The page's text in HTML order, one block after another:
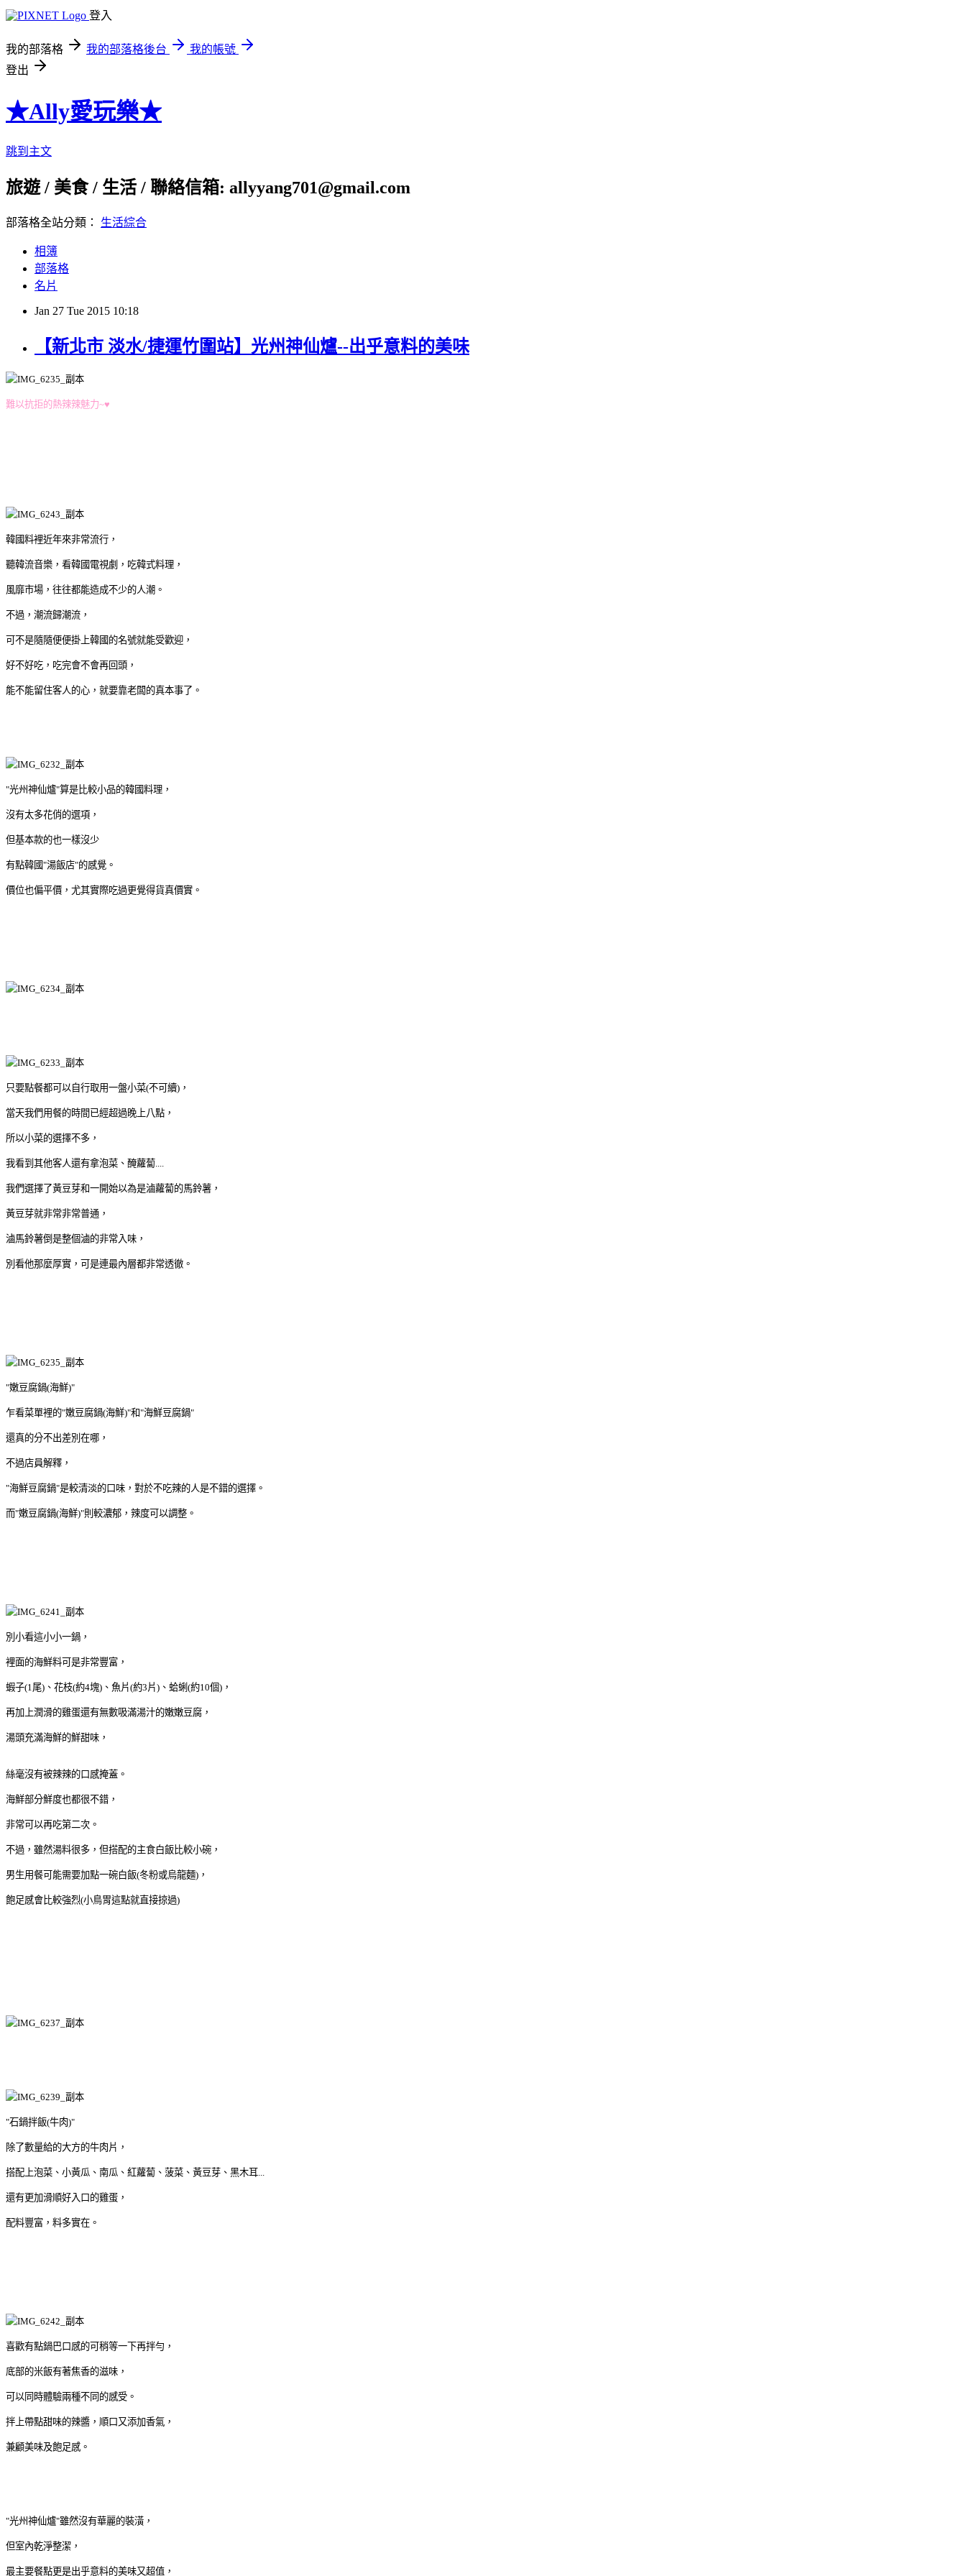
登入
我的部落格 我的部落格後台
我的帳號
登出
★Ally愛玩樂★
跳到主文
旅遊 / 美食 / 生活 / 聯絡信箱: allyyang701@gmail.com
部落格全站分類： 生活綜合
相簿
部落格
名片
Jan 27 Tue 2015 10:18
【新北市 淡水/捷運竹圍站】光州神仙爐--出乎意料的美味
難以抗拒的熱辣辣魅力~♥
韓國料裡近年來非常流行，
聽韓流音樂，看韓國電視劇，吃韓式料理，
風靡市場，往往都能造成不少的人潮。
不過，潮流歸潮流，
可不是隨隨便便掛上韓國的名號就能受歡迎，
好不好吃，吃完會不會再回頭，
能不能留住客人的心，就要靠老闆的真本事了。
"光州神仙爐"算是比較小品的韓國料理，
沒有太多花俏的選項，
但基本款的也一樣沒少
有點韓國"湯飯店"的感覺。
價位也偏平價，尤其實際吃過更覺得貨真價實。
只要點餐都可以自行取用一盤小菜(不可續)，
當天我們用餐的時間已經超過晚上八點，
所以小菜的選擇不多，
我看到其他客人還有拿泡菜、醃蘿蔔....
我們選擇了黃豆芽和一開始以為是滷蘿蔔的馬鈴薯，
黃豆芽就非常非常普通，
滷馬鈴薯倒是整個滷的非常入味，
別看他那麼厚實，可是連最內層都非常透徹。
"嫩豆腐鍋(海鮮)"
乍看菜單裡的"嫩豆腐鍋(海鮮)"和"海鮮豆腐鍋"
還真的分不出差別在哪，
不過店員解釋，
"海鮮豆腐鍋"是較清淡的口味，對於不吃辣的人是不錯的選擇。
而"嫩豆腐鍋(海鮮)"則較濃郁，辣度可以調整。
別小看這小小一鍋，
裡面的海鮮料可是非常豐富，
蝦子(1尾)、花枝(約4塊)、魚片(約3片)、蛤蜊(約10個)，
再加上潤滑的雞蛋還有無數吸滿湯汁的嫩嫩豆腐，
湯頭充滿海鮮的鮮甜味，
絲毫沒有被辣辣的口感掩蓋。
海鮮部分鮮度也都很不錯，
非常可以再吃第二次。
不過，雖然湯料很多，但搭配的主食白飯比較小碗，
男生用餐可能需要加點一碗白飯(冬粉或烏龍麵)，
飽足感會比較強烈(小鳥胃這點就直接掠過)
"石鍋拌飯(牛肉)"
除了數量給的大方的牛肉片，
搭配上泡菜、小黃瓜、南瓜、紅蘿蔔、菠菜、黃豆芽、黑木耳...
還有更加滑順好入口的雞蛋，
配料豐富，料多實在。
喜歡有點鍋巴口感的可稍等一下再拌勻，
底部的米飯有著焦香的滋味，
可以同時體驗兩種不同的感受。
拌上帶點甜味的辣醬，順口又添加香氣，
兼顧美味及飽足感。
"光州神仙爐"雖然沒有華麗的裝潢，
但室內乾淨整潔，
最主要餐點更是出乎意料的美味又超值，